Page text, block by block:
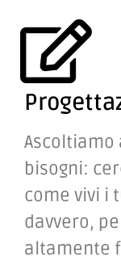
bisogni:
come vivi i